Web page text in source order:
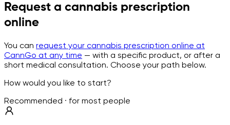
Request a cannabis prescription
online
You can request your cannabis prescription online at
CannGo at any time — with a specific product, or after a
short medical consultation. Choose your path below.
How would you like to start?
Recommended · for most people